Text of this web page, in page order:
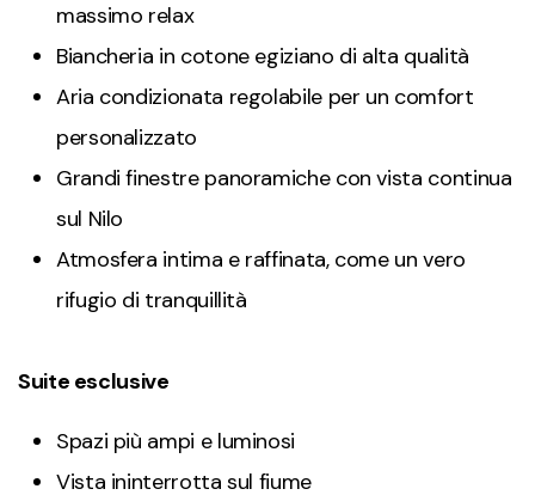
massimo relax
Biancheria in cotone egiziano di alta qualità
Aria condizionata regolabile per un comfort
personalizzato
Grandi finestre panoramiche con vista continua
sul Nilo
Atmosfera intima e raffinata, come un vero
rifugio di tranquillità
Suite esclusive
Spazi più ampi e luminosi
Vista ininterrotta sul fiume